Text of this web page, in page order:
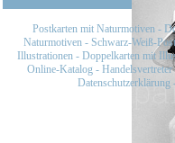
Postkarten mit Naturmotiven -
Naturmotiven- Schwarz-Weiß-
Illustrationen - Doppelkarten mit
Online-Katalog -
Datenschutzerklärung